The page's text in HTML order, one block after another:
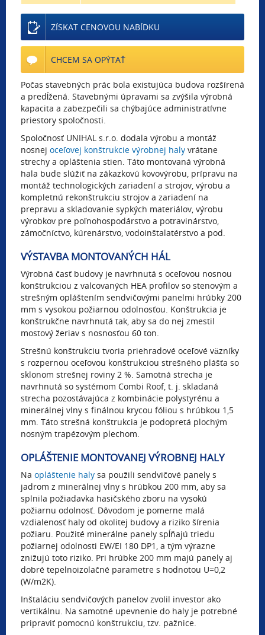
ZÍSKAT CENOVOU NABÍDKU
CHCEM SA OPÝTAŤ
Počas stavebných prác bola existujúca budova rozšírená
a predĺžená. Stavebnými úpravami sa zvýšila výrobná
kapacita a zabezpečili sa chýbajúce administratívne
priestory spoločnosti.
Spoločnosť UNIHAL s.r.o. dodala výrobu a montáž
nosnej oceľovej konštrukcie výrobnej haly vrátane
strechy a opláštenia stien. Táto montovaná výrobná
hala bude slúžiť na zákazkovú kovovýrobu, prípravu na
montáž technologických zariadení a strojov, výrobu a
kompletnú rekonštrukciu strojov a zariadení na
prepravu a skladovanie sypkých materiálov, výrobu
výrobkov pre poľnohospodárstvo a potravinárstvo,
zámočníctvo, kúrenárstvo, vodoinštalatérstvo a pod.
VÝSTAVBA MONTOVANÝCH HÁL
Výrobná časť budovy je navrhnutá s oceľovou nosnou
konštrukciou z valcovaných HEA profilov so stenovým a
strešným opláštením sendvičovými panelmi hrúbky 200
mm s vysokou požiarnou odolnosťou. Konštrukcia je
konštrukčne navrhnutá tak, aby sa do nej zmestil
mostový žeriav s nosnosťou 60 ton.
Strešnú konštrukciu tvoria priehradové oceľové väzníky
s rozpernou oceľovou konštrukciou strešného plášťa so
sklonom strešnej roviny 2 %. Samotná strecha je
navrhnutá so systémom Combi Roof, t. j. skladaná
strecha pozostávajúca z kombinácie polystyrénu a
minerálnej vlny s finálnou krycou fóliou s hrúbkou 1,5
mm. Táto strešná konštrukcia je podopretá plochým
nosným trapézovým plechom.
OPLÁŠTENIE MONTOVANEJ VÝROBNEJ HALY
Na opláštenie haly sa použili sendvičové panely s
jadrom z minerálnej vlny s hrúbkou 200 mm, aby sa
splnila požiadavka hasičského zboru na vysokú
požiarnu odolnosť. Dôvodom je pomerne malá
vzdialenosť haly od okolitej budovy a riziko šírenia
požiaru. Použité minerálne panely spĺňajú triedu
požiarnej odolnosti EW/EI 180 DP1, a tým výrazne
znižujú toto riziko. Pri hrúbke 200 mm majú panely aj
dobré tepelnoizolačné parametre s hodnotou U=0,2
(W/m2K).
Inštaláciu sendvičových panelov zvolil investor ako
vertikálnu. Na samotné upevnenie do haly je potrebné
pripraviť pomocnú konštrukciu, tzv. pažnice.